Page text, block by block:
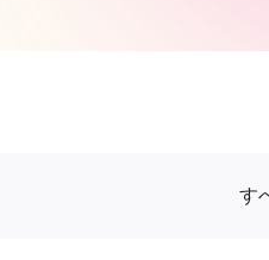
す